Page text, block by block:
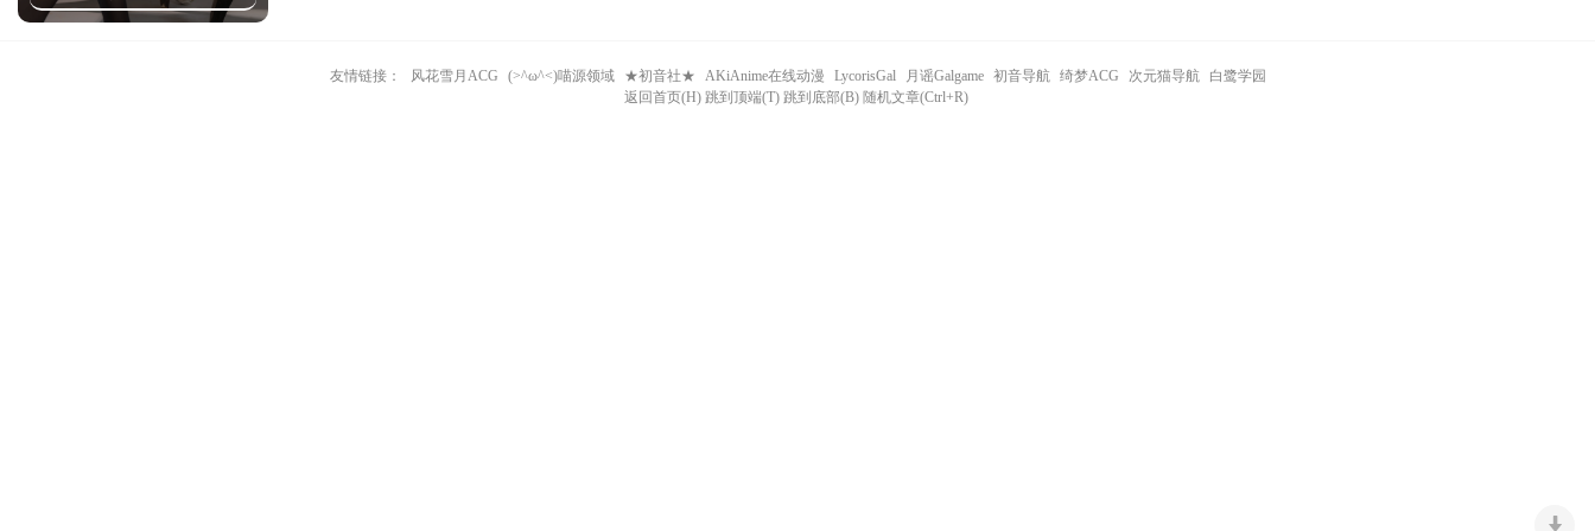
友情链接： 风花雪月ACG (>^ω^<)喵源领域 ★初音社★ AKiAnime在线动漫 LycorisGal 月谣Galgame 初音导航 绮梦ACG 次元猫导航
白鹭学园
返回首页(H) 跳到顶端(T) 跳到底部(B) 随机文章(Ctrl+R)